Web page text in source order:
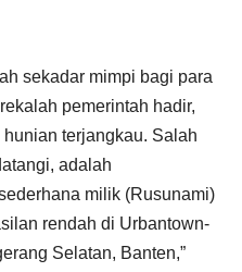
sekadar mimpi bagi para
pemerintah hadir,
terjangkau. Salah
adalah
milik (Rusunami)
rendah di Urbantown-
Selatan, Banten,”